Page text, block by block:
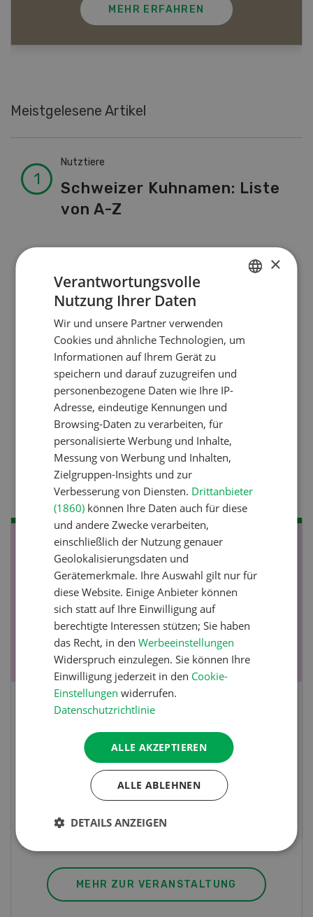
MEHR ERFAHREN
Meistgelesene Artikel
Nutztiere
Schweizer Kuhnamen: Liste
von A-Z
Ressourcen: Mit Fäusten
gegen die Alters-Sichtigkeit
Pflanzenbau
Raufutter aus dem Sack
Nutztiere
Stallklima - Hitzestress
verhindern
NOV
19 -
JAN
28
Fachkurs Aquakultur
Sind Sie in der Fischzucht tätig oder
interessieren Sie sich für das Thema? In
diesem Fall ist unser FBA-Weiterbildungskurs
die perfekte Wahl für Sie. Der Abschluss lässt
sich mit einem Praktikum zum fachbezogenen,
MEHR ZUR VERANSTALTUNG
×
Verantwortungsvolle
Nutzung Ihrer Daten
Wir und unsere Partner verwenden
Cookies und ähnliche Technologien, um
Informationen auf Ihrem Gerät zu
speichern und darauf zuzugreifen und
personenbezogene Daten wie Ihre IP-
Adresse, eindeutige Kennungen und
Browsing-Daten zu verarbeiten, für
personalisierte Werbung und Inhalte,
Messung von Werbung und Inhalten,
Zielgruppen-Insights und zur
Verbesserung von Diensten. Drittanbieter
(1860) können Ihre Daten auch für diese
und andere Zwecke verarbeiten,
einschließlich der Nutzung genauer
Geolokalisierungsdaten und
Gerätemerkmale. Ihre Auswahl gilt nur für
diese Website. Einige Anbieter können
sich statt auf Ihre Einwilligung auf
berechtigte Interessen stützen; Sie haben
das Recht, in denWerbeeinstellungen
Widerspruch einzulegen. Sie können Ihre
Einwilligung jederzeit in den Cookie-
Einstellungen widerrufen.
Datenschutzrichtlinie
ALLE AKZEPTIEREN
ALLE ABLEHNEN
DETAILS ANZEIGEN